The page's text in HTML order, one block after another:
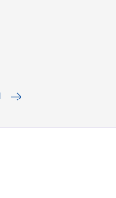
HA